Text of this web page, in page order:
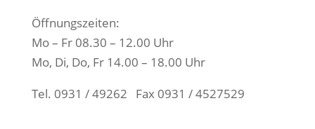
Öffnungszeiten:
Mo – Fr 08.30 – 12.00 Uhr
Mo, Di, Do, Fr 14.00 – 18.00 Uhr
Tel. 0931 / 49262 Fax 0931 / 4527529